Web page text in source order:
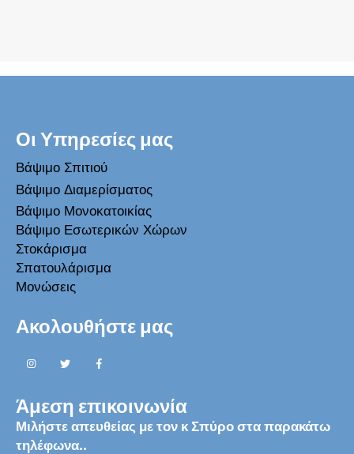
Οι Υπηρεσίες μας
Βάψιμο Σπιτιού
Βάψιμο Διαμερίσματος
Βάψιμο Μονοκατοικίας
Βάψιμο Εσωτερικών Χώρων
Στοκάρισμα
Σπατουλάρισμα
Μονώσεις
Ακολουθήστε μας
Άμεση επικοινωνία
Μιλήστε απευθείας με τον κ Σπύρο στα παρακάτω
τηλέφωνα..